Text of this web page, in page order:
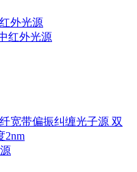
外光源
红外光源
宽带偏振纠缠光子源 双
2nm